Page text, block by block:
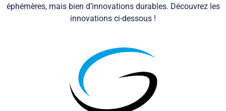
éphémères, mais bien d’innovations durables. Découvrez les
innovations ci-dessous !